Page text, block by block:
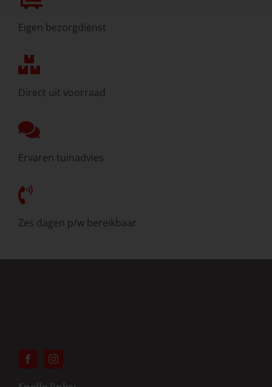
Eigen bezorgdienst
Direct uit voorraad
Ervaren tuinadvies
Zes dagen p/w bereikbaar